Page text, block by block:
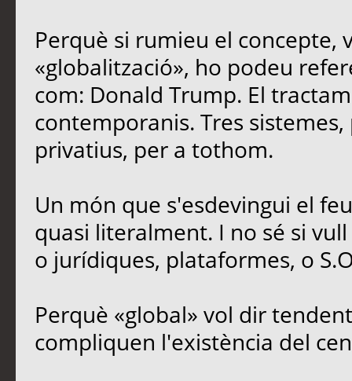
Perquè si rumieu el concepte,
«globalització», ho podeu
com: Donald Trump. El
contemporanis. Tres
privatius, per a tothom.
Un món que s'esdevingui el
quasi literalment. I no sé si
o jurídiques, plataformes, o
Perquè «global» vol dir
compliquen l'existència del